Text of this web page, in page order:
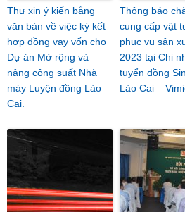
Thư xin ý kiến bằng
văn bản về việc ký kết
hợp đồng vay vốn cho
Dự án Mở rộng và
nâng công suất Nhà
máy Luyện đồng Lào
Cai.
Thông báo
cung cấp vật
phục vụ sản
2023 tại Chi
tuyển đồng
Lào Cai –